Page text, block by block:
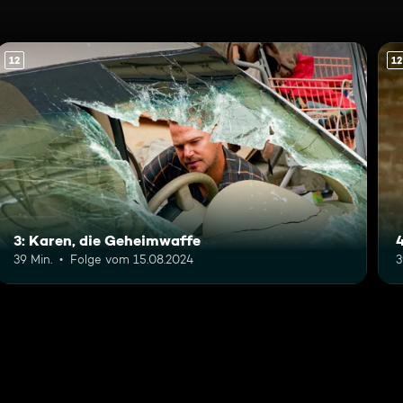
12
3: Karen, die Geheimwaffe
39 Min. Folge vom 15.08.2024
12